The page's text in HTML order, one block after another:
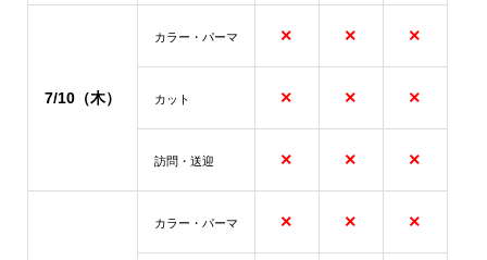
7/10（木）
カラー・パーマ × × ×
カット × × ×
訪問・送迎 × × ×
カラー・パーマ × × ×